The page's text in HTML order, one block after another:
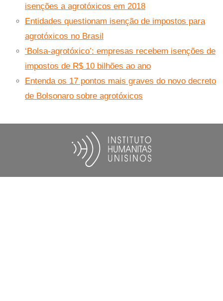
isenções a agrotóxicos em 2018
Entidades questionam isenção de impostos para
agrotóxicos no Brasil
‘Bolsa-agrotóxico’: empresas recebem isenções de
impostos de R$ 10 bilhões ao ano
Entenda os 17 pontos mais graves do novo decreto
de Bolsonaro sobre agrotóxicos